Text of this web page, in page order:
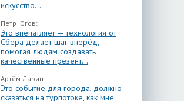
искусство...
Петр Югов:
Это впечатляет — технология от
Сбера делает шаг вперёд,
помогая людям создавать
качественные презент...
Артём Ларин:
Это событие для города, должно
сказаться на турпотоке, как мне